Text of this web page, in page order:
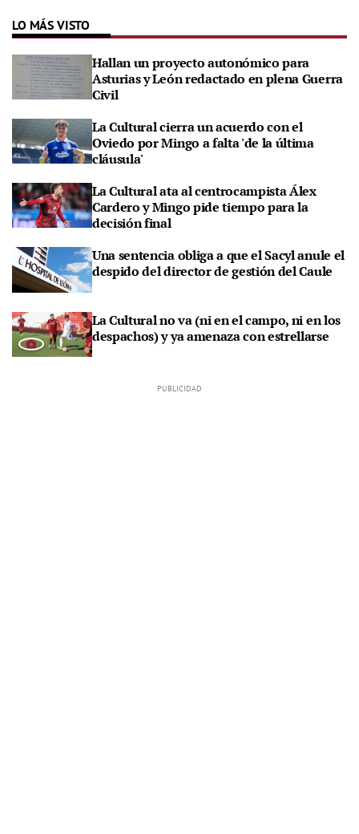
LO MÁS VISTO
Hallan un proyecto autonómico para
Asturias y León redactado en plena Guerra
Civil
La Cultural cierra un acuerdo con el
Oviedo por Mingo a falta 'de la última
cláusula'
La Cultural ata al centrocampista Álex
Cardero y Mingo pide tiempo para la
decisión final
Una sentencia obliga a que el Sacyl anule el
despido del director de gestión del Caule
La Cultural no va (ni en el campo, ni en los
despachos) y ya amenaza con estrellarse